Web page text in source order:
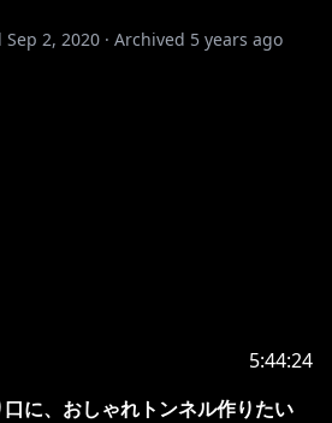
Sep 2, 2020 · Archived 5 years ago
5:44:24
口に、おしゃれトンネル作りたい